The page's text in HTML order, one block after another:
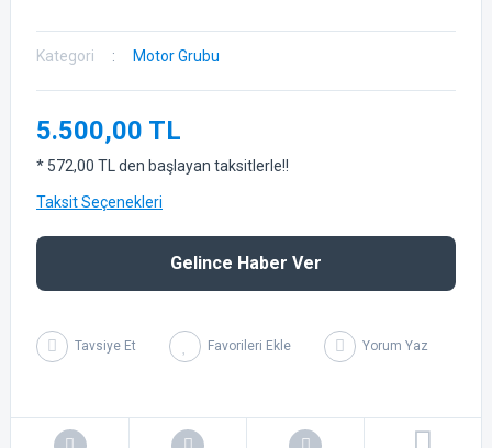
Kategori Motor Grubu
5.500,00 TL
* 572,00 TL den başlayan taksitlerle!!
Taksit Seçenekleri
Gelince Haber Ver
Tavsiye Et Yorum Yaz